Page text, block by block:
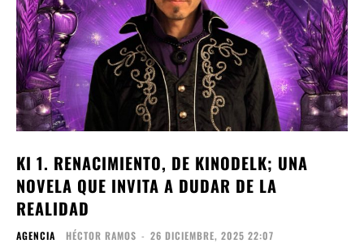
KI 1. RENACIMIENTO, DE KINODELK; UNA
NOVELA QUE INVITA A DUDAR DE LA
REALIDAD
AGENCIA HÉCTOR RAMOS - 26 DICIEMBRE, 2025 22:07